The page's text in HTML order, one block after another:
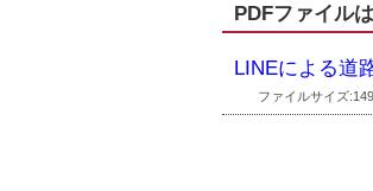
PDFファイル
LINEによる道
ファイルサイズ